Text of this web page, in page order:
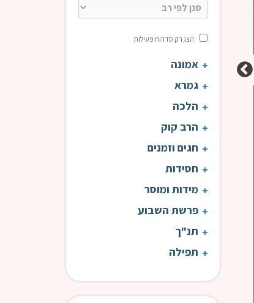
שו"ת רה"י הרב דוד פנדל | מה המקום של חברים בישיבה? יחס למדרשי
הרב פנדל דוד
שו"ת ראש הישיבה | הרב פנדל
הצג רק סדרות פעילות
אמונה
גמרא
הלכה
הרב קוק
חגים וזמנים
חסידות
מידות ומוסר
פרשת השבוע
תנ"ך
תפילה